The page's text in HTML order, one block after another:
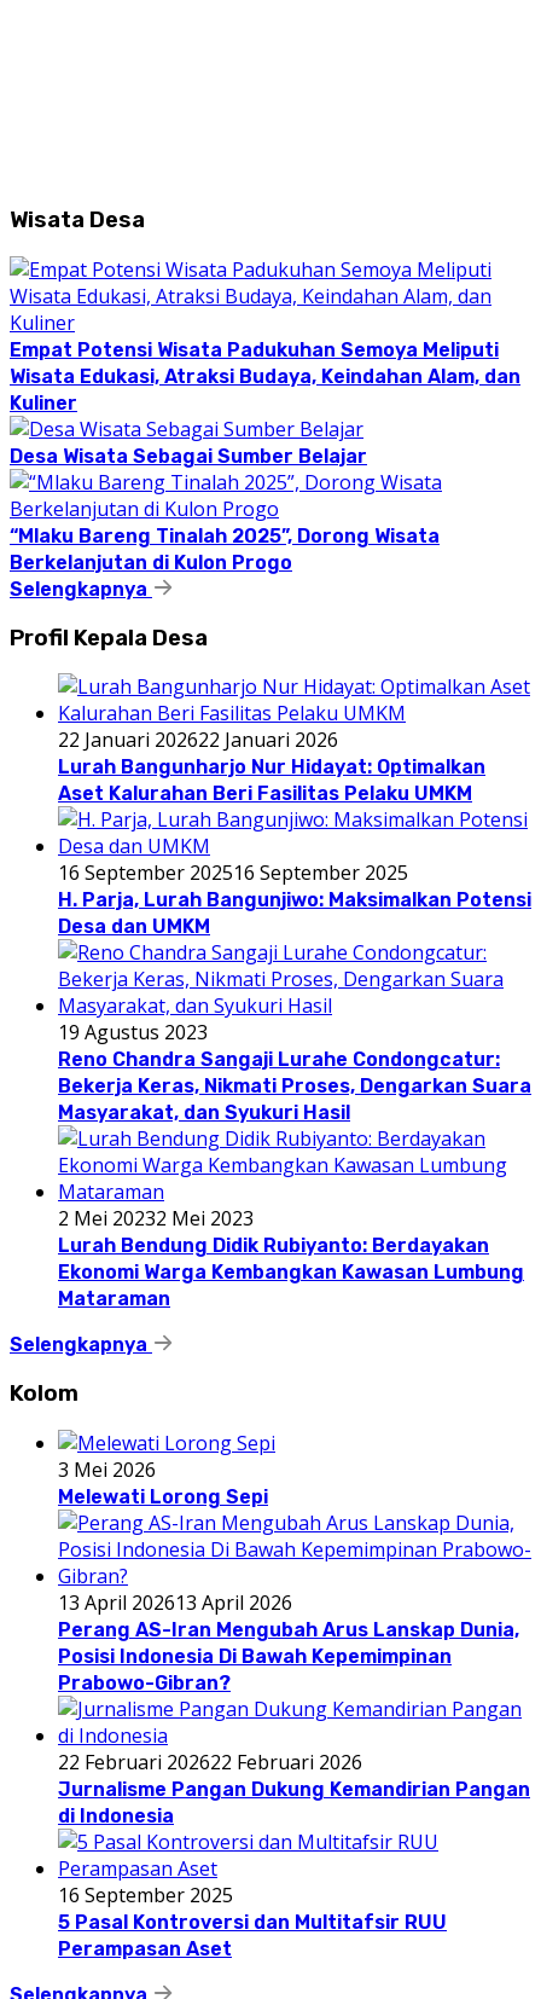
Wisata Desa
Empat Potensi Wisata Padukuhan Semoya Meliputi
Wisata Edukasi, Atraksi Budaya, Keindahan Alam, dan
Kuliner
Desa Wisata Sebagai Sumber Belajar
“Mlaku Bareng Tinalah 2025”, Dorong Wisata
Berkelanjutan di Kulon Progo
Selengkapnya
Profil Kepala Desa
22 Januari 202622 Januari 2026
Lurah Bangunharjo Nur Hidayat: Optimalkan
Aset Kalurahan Beri Fasilitas Pelaku UMKM
16 September 202516 September 2025
H. Parja, Lurah Bangunjiwo: Maksimalkan Potensi
Desa dan UMKM
19 Agustus 2023
Reno Chandra Sangaji Lurahe Condongcatur:
Bekerja Keras, Nikmati Proses, Dengarkan Suara
Masyarakat, dan Syukuri Hasil
2 Mei 20232 Mei 2023
Lurah Bendung Didik Rubiyanto: Berdayakan
Ekonomi Warga Kembangkan Kawasan Lumbung
Mataraman
Selengkapnya
Kolom
3 Mei 2026
Melewati Lorong Sepi
13 April 202613 April 2026
Perang AS-Iran Mengubah Arus Lanskap Dunia,
Posisi Indonesia Di Bawah Kepemimpinan
Prabowo-Gibran?
22 Februari 202622 Februari 2026
Jurnalisme Pangan Dukung Kemandirian Pangan
di Indonesia
16 September 2025
5 Pasal Kontroversi dan Multitafsir RUU
Perampasan Aset